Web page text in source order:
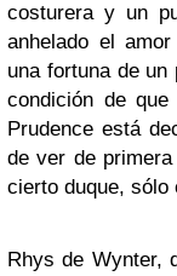
costurera y un
anhelado el
una fortuna de
condición de
Prudence está
de ver de
cierto duque, sólo
Rhys de Wynter,